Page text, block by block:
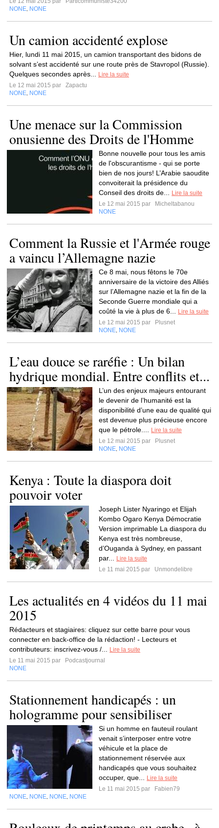
NONE NONE
Un camion accidenté explose
Hier, lundi 11 mai 2015, un camion transportant des bidons de
solvant s’est accidenté sur une route près de Stavropol (Russie).
Quelques secondes après...
Lire la suite
Le 12 mai 2015 par
Zapactu
NONE NONE
Une menace sur la Commission
onusienne des Droits de l'Homme
Bonne nouvelle pour tous les amis
de l'obscurantisme - qui se porte
bien de nos jours! L’Arabie saoudite
convoiterait la présidence du
Conseil des droits de...
Lire la suite
Le 12 mai 2015 par
Micheltabanou
NONE
Comment la Russie et l'Armée rouge
a vaincu l’Allemagne nazie
Ce 8 mai, nous fêtons le 70e
anniversaire de la victoire des Alliés
sur l’Allemagne nazie et la fin de la
Seconde Guerre mondiale qui a
coûté la vie à plus de 6...
Lire la suite
Le 12 mai 2015 par
Plusnet
NONE NONE
L’eau douce se raréfie : Un bilan
hydrique mondial. Entre conflits et...
L’un des enjeux majeurs entourant
le devenir de l’humanité est la
disponibilité d’une eau de qualité qui
est devenue plus précieuse encore
que le pétrole....
Lire la suite
Le 12 mai 2015 par
Plusnet
NONE NONE
Kenya : Toute la diaspora doit
pouvoir voter
Joseph Lister Nyaringo et Elijah
Kombo Ogaro Kenya Démocratie
Version imprimable La diaspora du
Kenya est très nombreuse,
d’Ouganda à Sydney, en passant
par...
Lire la suite
Le 11 mai 2015 par
Unmondelibre
Les actualités en 4 vidéos du 11 mai
2015
Rédacteurs et stagiaires: cliquez sur cette barre pour vous
connecter en back-office de la rédaction! - Lecteurs et
contributeurs: inscrivez-vous /...
Lire la suite
Le 11 mai 2015 par
Podcastjournal
NONE
Stationnement handicapés : un
hologramme pour sensibiliser
Si un homme en fauteuil roulant
venait s’interposer entre votre
véhicule et la place de
stationnement réservée aux
handicapés que vous souhaitez
occuper, que...
Lire la suite
Le 11 mai 2015 par
Fabien79
NONE NONE NONE NONE